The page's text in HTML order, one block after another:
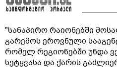
"სანაპირო რაიონებში
გარემოს ეროვნული
რომელ რეგიონებში უნდა
სეტყვასა და ქარის